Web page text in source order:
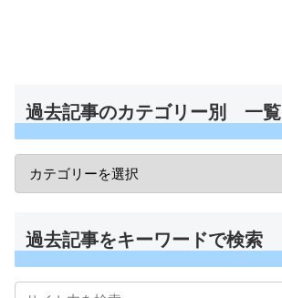
過去記事のカテゴリー別 一覧
過去記事をキーワードで検索